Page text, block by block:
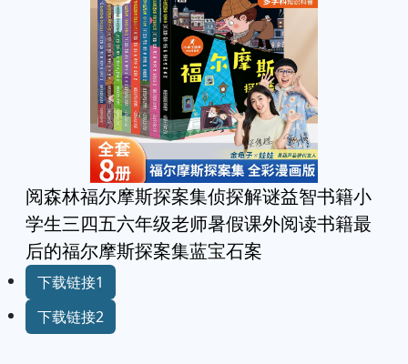
阅森林福尔摩斯探案集侦探解谜益智书籍小
学生三四五六年级老师暑假课外阅读书籍最
后的福尔摩斯探案集蓝宝石案
下载链接1
下载链接2